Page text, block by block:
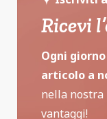
Ricevi
Ogni
articolo a
nella
vantaggi!